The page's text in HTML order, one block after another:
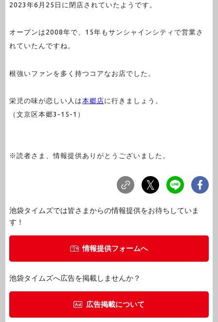
2023年6月25日に閉店されていたようです。
オープンは2008年で、15年もサンシャインシティで営業さ
れていたんですね。
根強いファンを多く持つコアなお店でした。
栄児の味が恋しい人は本郷店に行きましょう。
（文京区本郷3-15-1）
※読者さま、情報提供ありがとうございました。
池袋タイムズでは皆さまからの情報提供をお待ちしていま
す！
情報提供フォームへ
池袋タイムズへ広告を掲載しませんか？
広告掲載について